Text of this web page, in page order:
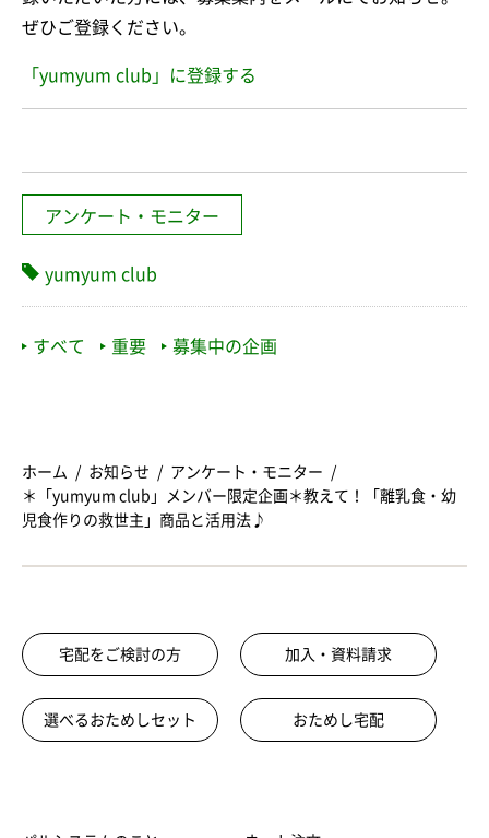
ぜひご登録ください。
「yumyum club」に登録する
アンケート・モニター
yumyum club
すべて 重要 募集中の企画
ホーム お知らせ
アンケート・モニター
＊「yumyum club」メンバー限定企画＊教えて！「離乳食・幼
児食作りの救世主」商品と活用法♪
宅配をご検討の方 加入・資料請求
選べるおためしセット おためし宅配